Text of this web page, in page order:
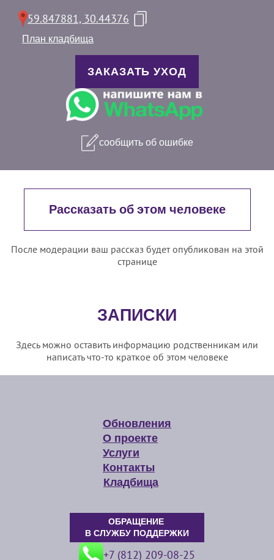
59.847881, 30.44376
План кладбища
ЗАКАЗАТЬ УХОД
сообщить об ошибке
Рассказать об этом человеке
После модерации ваш рассказ будет опубликован на этой
странице
ЗАПИСКИ
Здесь можно оставить информацию родственникам или
написать что-то краткое об этом человеке
Обновления
О проекте
Услуги
Контакты
Кладбища
ОБРАЩЕНИЕ
В СЛУЖБУ ПОДДЕРЖКИ
+7 (812) 209-08-25